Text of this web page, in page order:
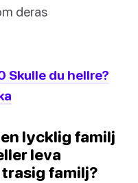
deras
Skulle du hellre?
en lycklig familj
leva
familj?